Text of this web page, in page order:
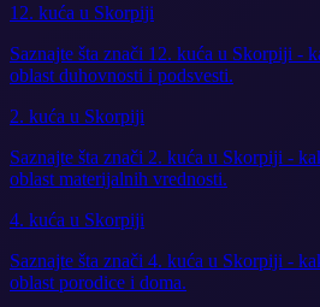
12. kuća u Skorpiji
Saznajte šta znači 12. kuća u Skorpiji -
oblast duhovnosti i podsvesti.
2. kuća u Skorpiji
Saznajte šta znači 2. kuća u Skorpiji -
oblast materijalnih vrednosti.
4. kuća u Skorpiji
Saznajte šta znači 4. kuća u Skorpiji -
oblast porodice i doma.